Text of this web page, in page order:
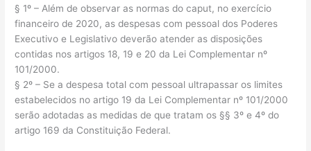
§ 1º – Além de observar as normas do caput, no exercício
financeiro de 2020, as despesas com pessoal dos Poderes
Executivo e Legislativo deverão atender as disposições
contidas nos artigos 18, 19 e 20 da Lei Complementar nº
101/2000.
§ 2º – Se a despesa total com pessoal ultrapassar os limites
estabelecidos no artigo 19 da Lei Complementar nº 101/2000
serão adotadas as medidas de que tratam os §§ 3º e 4º do
artigo 169 da Constituição Federal.